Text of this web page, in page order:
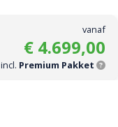
vanaf
€ 4.699,00
incl. Premium Pakket